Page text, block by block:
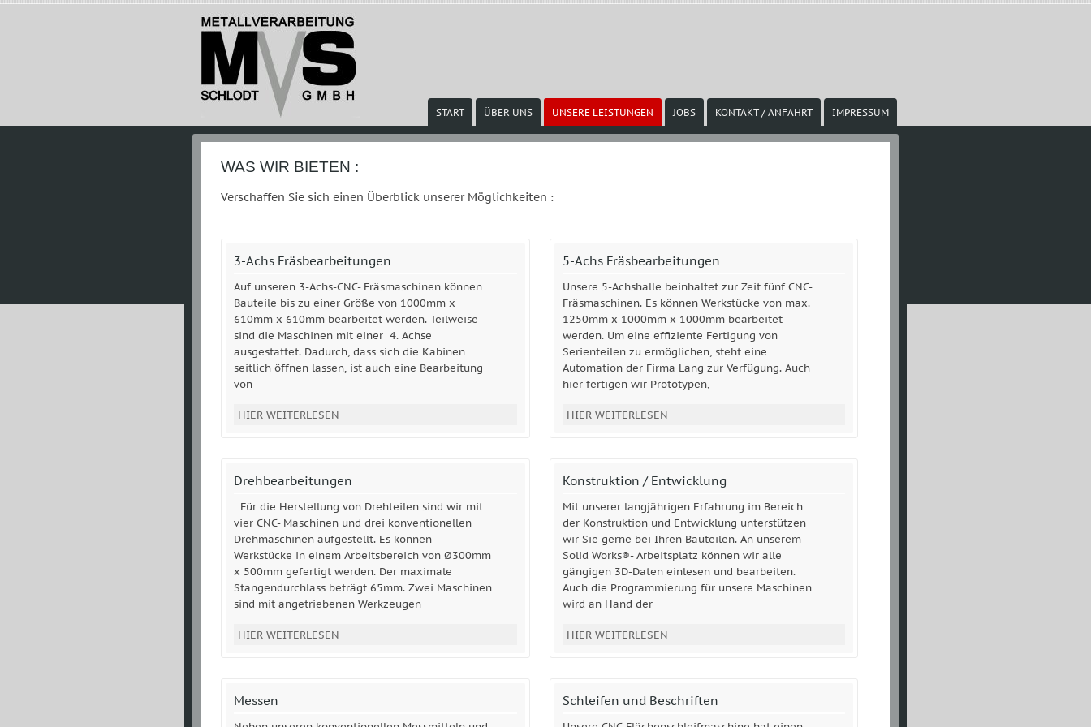
START ÜBER UNS UNSERE LEISTUNGEN JOBS KONTAKT / ANFAHRT IMPRESSUM
WAS WIR BIETEN :
Verschaffen Sie sich einen Überblick unserer Möglichkeiten :
3-Achs Fräsbearbeitungen
Auf unseren 3-Achs-CNC- Fräsmaschinen können
Bauteile bis zu einer Größe von 1000mm x
610mm x 610mm bearbeitet werden. Teilweise
sind die Maschinen mit einer 4. Achse
ausgestattet. Dadurch, dass sich die Kabinen
seitlich öffnen lassen, ist auch eine Bearbeitung
von
HIER WEITERLESEN
5-Achs Fräsbearbeitungen
Unsere 5-Achshalle beinhaltet zur Zeit fünf CNC-
Fräsmaschinen. Es können Werkstücke von max.
1250mm x 1000mm x 1000mm bearbeitet
werden. Um eine effiziente Fertigung von
Serienteilen zu ermöglichen, steht eine
Automation der Firma Lang zur Verfügung. Auch
hier fertigen wir Prototypen,
HIER WEITERLESEN
Drehbearbeitungen
Für die Herstellung von Drehteilen sind wir mit
vier CNC- Maschinen und drei konventionellen
Drehmaschinen aufgestellt. Es können
Werkstücke in einem Arbeitsbereich von Ø300mm
x 500mm gefertigt werden. Der maximale
Stangendurchlass beträgt 65mm. Zwei Maschinen
sind mit angetriebenen Werkzeugen
HIER WEITERLESEN
Konstruktion / Entwicklung
Mit unserer langjährigen Erfahrung im Bereich
der Konstruktion und Entwicklung unterstützen
wir Sie gerne bei Ihren Bauteilen. An unserem
Solid Works®- Arbeitsplatz können wir alle
gängigen 3D-Daten einlesen und bearbeiten.
Auch die Programmierung für unsere Maschinen
wird an Hand der
HIER WEITERLESEN
Messen Schleifen und Beschriften